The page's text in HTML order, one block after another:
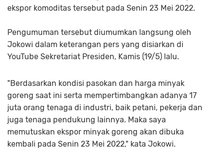
ekspor komoditas tersebut pada Senin 23 Mei 2022.
Pengumuman tersebut diumumkan langsung oleh
Jokowi dalam keterangan pers yang disiarkan di
YouTube Sekretariat Presiden, Kamis (19/5) lalu.
"Berdasarkan kondisi pasokan dan harga minyak
goreng saat ini serta mempertimbangkan adanya 17
juta orang tenaga di industri, baik petani, pekerja dan
juga tenaga pendukung lainnya. Maka saya
memutuskan ekspor minyak goreng akan dibuka
kembali pada Senin 23 Mei 2022," kata Jokowi.